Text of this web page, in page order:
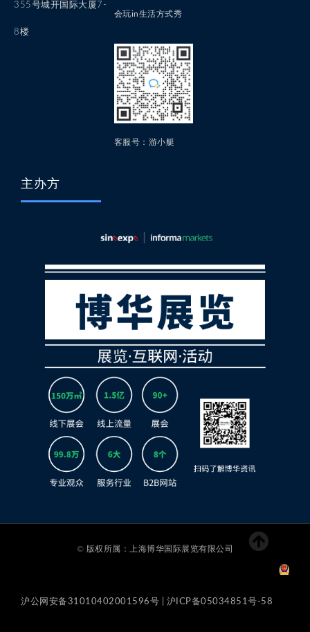
355号城开国际大厦7-
8楼
会玩in生活方式秀
客服号：游小艇
主办方
© 版权所属：上海博华国际展览有限公司
沪公网安备31010402001596号 | 沪ICP备05034851号-58